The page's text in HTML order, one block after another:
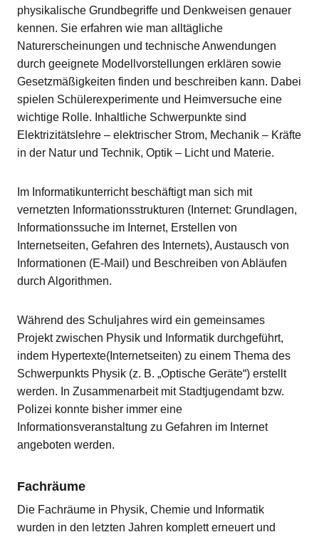
physikalische Grundbegriffe und Denkweisen genauer
kennen. Sie erfahren wie man alltägliche
Naturerscheinungen und technische Anwendungen
durch geeignete Modellvorstellungen erklären sowie
Gesetzmäßigkeiten finden und beschreiben kann. Dabei
spielen Schülerexperimente und Heimversuche eine
wichtige Rolle. Inhaltliche Schwerpunkte sind
Elektrizitätslehre – elektrischer Strom, Mechanik – Kräfte
in der Natur und Technik, Optik – Licht und Materie.
Im Informatikunterricht beschäftigt man sich mit
vernetzten Informationsstrukturen (Internet: Grundlagen,
Informationssuche im Internet, Erstellen von
Internetseiten, Gefahren des Internets), Austausch von
Informationen (E-Mail) und Beschreiben von Abläufen
durch Algorithmen.
Während des Schuljahres wird ein gemeinsames
Projekt zwischen Physik und Informatik durchgeführt,
indem Hypertexte(Internetseiten) zu einem Thema des
Schwerpunkts Physik (z. B. „Optische Geräte“) erstellt
werden. In Zusammenarbeit mit Stadtjugendamt bzw.
Polizei konnte bisher immer eine
Informationsveranstaltung zu Gefahren im Internet
angeboten werden.
Fachräume
Die Fachräume in Physik, Chemie und Informatik
wurden in den letzten Jahren komplett erneuert und